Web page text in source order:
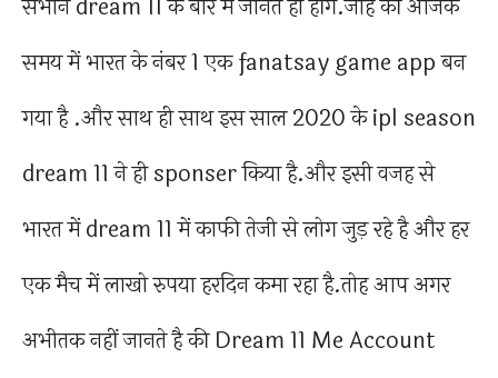
सभीने dream 11 के बारे में जानते ही होंगे.जोह की आजके
समय में भारत के नंबर 1 एक fanatsay game app बन
गया है .और साथ ही साथ इस साल 2020 के ipl season
dream 11 ने ही sponser किया है.और इसी वजह से
भारत में dream 11 में काफी तेजी से लोग जुड़ रहे है और हर
एक मैच में लाखो रुपया हरदिन कमा रहा है.तोह आप अगर
अभीतक नहीं जानते है की Dream 11 Me Account